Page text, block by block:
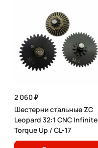
2 060 ₽
Шестерни стальные ZC
Leopard 32:1 CNC Infinite
Torque Up / CL-17